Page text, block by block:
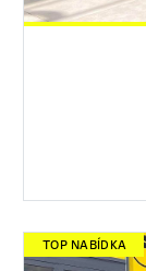
TOP NABÍDKA